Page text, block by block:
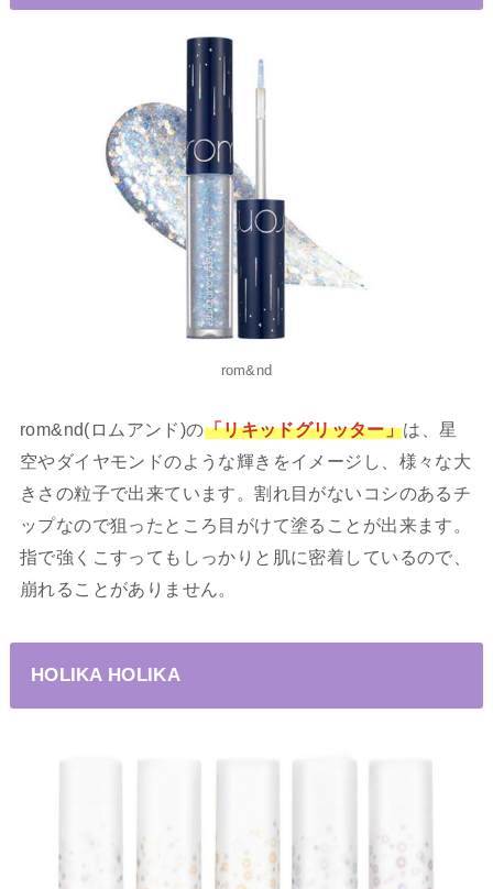
rom&nd
rom&nd(ロムアンド)の「リキッドグリッター」は、星
空やダイヤモンドのような輝きをイメージし、様々な大
きさの粒子で出来ています。割れ目がないコシのあるチ
ップなので狙ったところ目がけて塗ることが出来ます。
指で強くこすってもしっかりと肌に密着しているので、
崩れることがありません。
HOLIKA HOLIKA